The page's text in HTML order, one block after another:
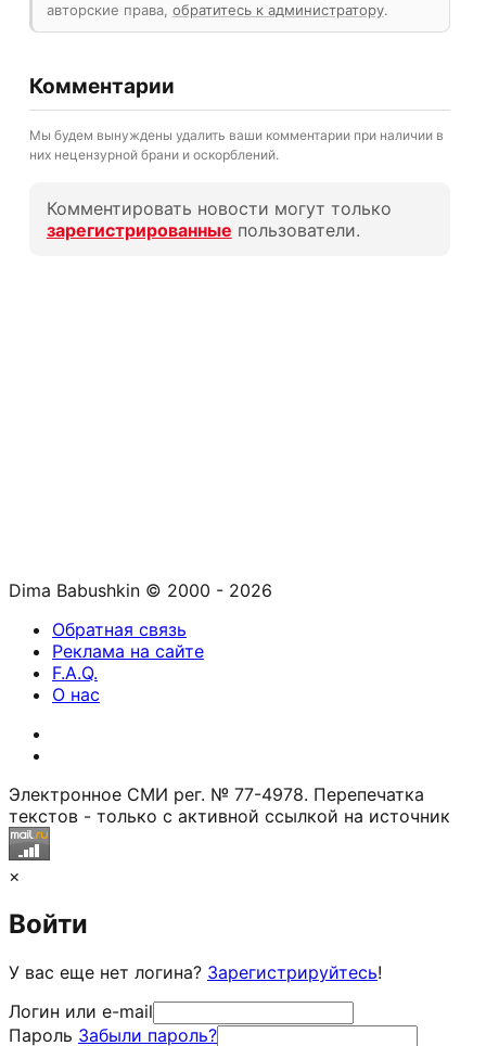
авторские права, обратитесь к администратору.
Комментарии
Мы будем вынуждены удалить ваши комментарии при наличии в
них нецензурной брани и оскорблений.
Комментировать новости могут только
зарегистрированные пользователи.
Dima Babushkin © 2000 - 2026
Обратная связь
Реклама на сайте
F.A.Q.
О нас
Электронное СМИ рег. № 77-4978. Перепечатка
текстов - только с активной ссылкой на источник
×
Войти
У вас еще нет логина? Зарегистрируйтесь!
Логин или e-mail
Пароль Забыли пароль?